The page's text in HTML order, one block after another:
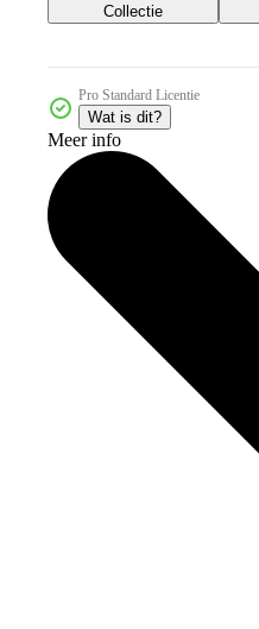
Collectie
Pro Standard Licentie
Wat is dit?
Meer info